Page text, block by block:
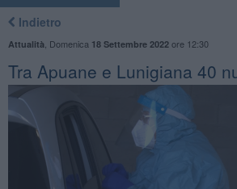
Indietro
Attualità Domenica 18 Settembre 2022ore 12:30
Tra Apuane e Lunigiana 40